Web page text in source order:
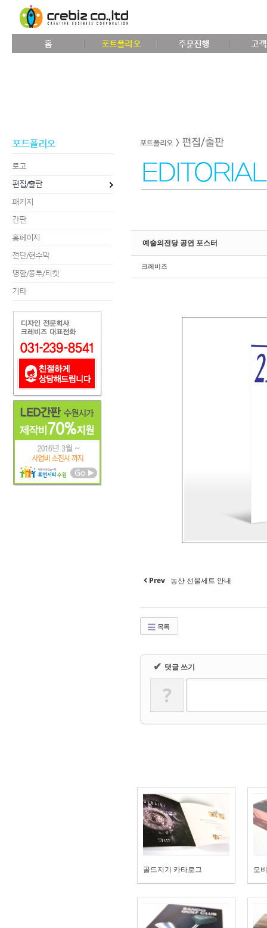
홈 포트폴리오 주문진행 고
포트폴리오
로고
편집/출판
패키지
간판
홈페이지
전단/현수막
명함/봉투/티켓
기타
예술의전당 공연 포스터
크레비즈
Prev 농산 선물세트 안내
목록
✔ 댓글 쓰기
?
골드지기 카타로그 모
Sketchbook5, 스케치북5
Sketchbook5, 스케치북5